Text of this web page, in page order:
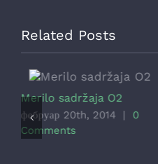
Related Posts
Merilo sadržaja O2
фебруар 20th, 2014 |
0
Comments